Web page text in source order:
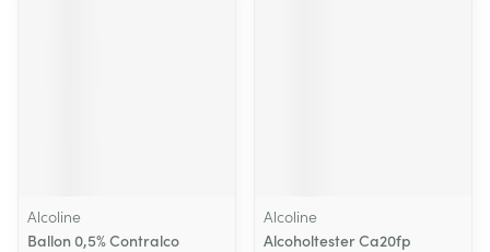
Alcoline
Ballon 0,5% Contralco
Alcoline
Alcoholtester Ca20fp